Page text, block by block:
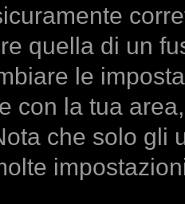
quella di un
le
con la tua
che solo gli